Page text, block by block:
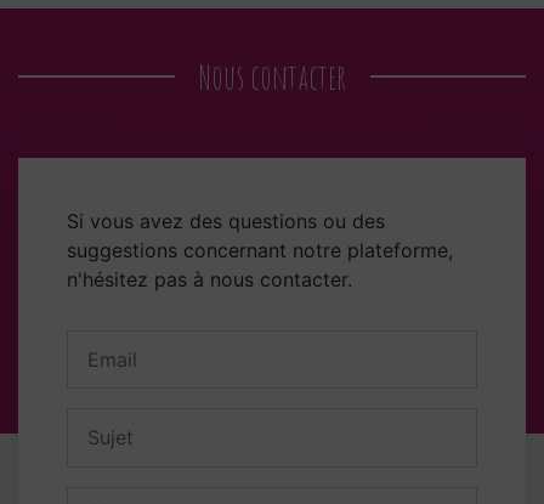
Nous contacter
Si vous avez des questions ou des
suggestions concernant notre plateforme,
n'hésitez pas à nous contacter.